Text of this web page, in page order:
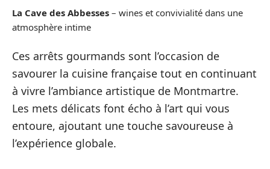
La Cave des Abbesses – wines et convivialité dans une
atmosphère intime
Ces arrêts gourmands sont l’occasion de
savourer la cuisine française tout en continuant
à vivre l’ambiance artistique de Montmartre.
Les mets délicats font écho à l’art qui vous
entoure, ajoutant une touche savoureuse à
l’expérience globale.